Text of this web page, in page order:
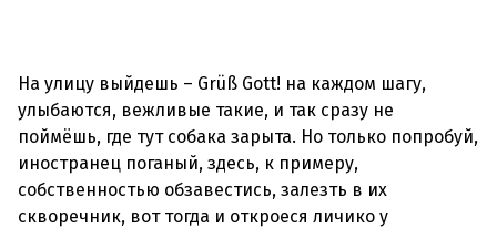
На улицу выйдешь – Grüß Gott! на каждом шагу,
улыбаются, вежливые такие, и так сразу не
поймёшь, где тут собака зарыта. Но только попробуй,
иностранец поганый, здесь, к примеру,
собственностью обзавестись, залезть в их
скворечник, вот тогда и откроеся личико у